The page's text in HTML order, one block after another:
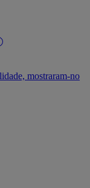
mostraram-no